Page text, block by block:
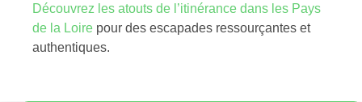
Découvrez les atouts de l’itinérance dans les Pays
de la Loire pour des escapades ressourçantes et
authentiques.